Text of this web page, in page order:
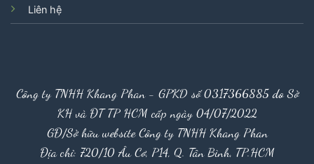
Liên hệ
Công ty TNHH Khang Phan - GPKD số 0317366885 do Sở
KH và ĐT TP HCM cấp ngày 04/07/2022
GĐ/Sở hữu website Công ty TNHH Khang Phan
Địa chỉ: 720/10 Âu Cơ, P14, Q. Tân Bình, TP.HCM